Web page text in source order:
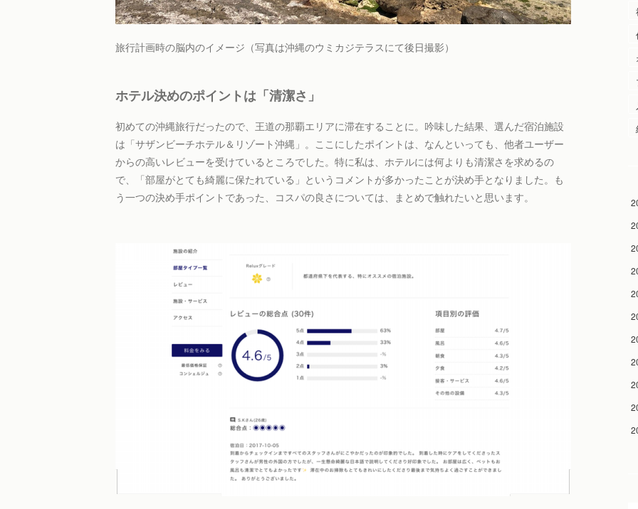
旅行計画時の脳内のイメージ（写真は沖縄のウミカジテラスにて後日撮影）
ホテル決めのポイントは「清潔さ」
初めての沖縄旅行だったので、王道の那覇エリアに滞在することに。吟味した結果、選んだ宿泊施設
は「サザンビーチホテル＆リゾート沖縄」。ここにしたポイントは、なんといっても、他者ユーザー
からの高いレビューを受けているところでした。特に私は、ホテルには何よりも清潔さを求めるの
で、「部屋がとても綺麗に保たれている」というコメントが多かったことが決め手となりました。も
う一つの決め手ポイントであった、コスパの良さについては、まとめで触れたいと思います。